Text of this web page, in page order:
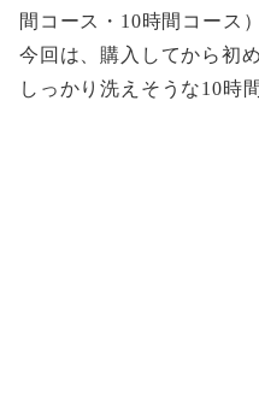
間コース・10時間コース
今回は、購入してから初
しっかり洗えそうな10時